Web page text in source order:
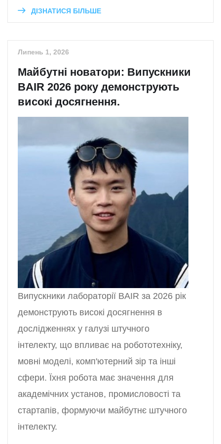
ДІЗНАТИСЯ БІЛЬШЕ
Липень 1, 2026
Майбутні новатори: Випускники
BAIR 2026 року демонструють
високі досягнення.
Випускники лабораторії BAIR за 2026 рік
демонструють високі досягнення в
дослідженнях у галузі штучного
інтелекту, що впливає на робототехніку,
мовні моделі, комп'ютерний зір та інші
сфери. Їхня робота має значення для
академічних установ, промисловості та
стартапів, формуючи майбутнє штучного
інтелекту.